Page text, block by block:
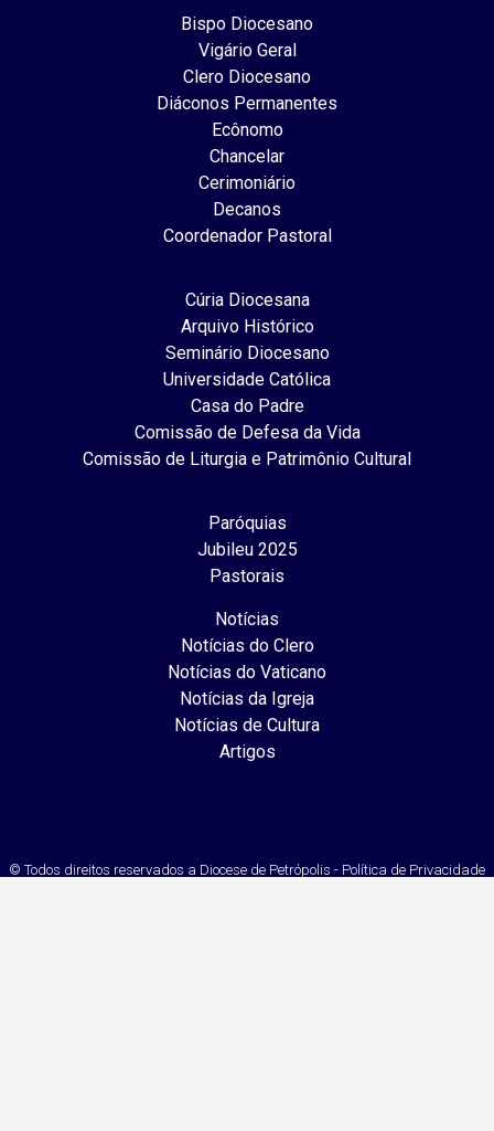
Bispo Diocesano
Vigário Geral
Clero Diocesano
Diáconos Permanentes
Ecônomo
Chancelar
Cerimoniário
Decanos
Coordenador Pastoral
Cúria Diocesana
Arquivo Histórico
Seminário Diocesano
Universidade Católica
Casa do Padre
Comissão de Defesa da Vida
Comissão de Liturgia e Patrimônio Cultural
Paróquias
Jubileu 2025
Pastorais
Notícias
Notícias do Clero
Notícias do Vaticano
Notícias da Igreja
Notícias de Cultura
Artigos
© Todos direitos reservados a Diocese de Petrópolis - Política de Privacidade